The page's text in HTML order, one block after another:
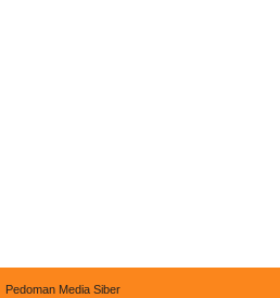
Pedoman Media Siber